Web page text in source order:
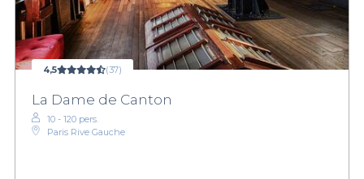
4,5 (37)
La Dame de Canton
10 - 120 pers.
Paris Rive Gauche